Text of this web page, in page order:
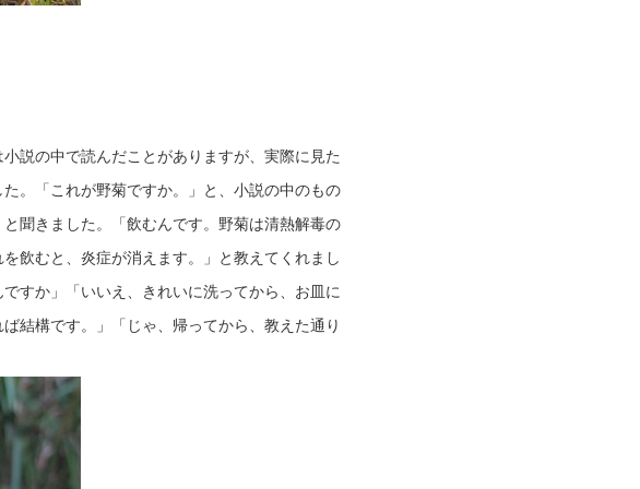
説の中で読んだことがありますが、実際に見た
。「これが野菊ですか。」と、小説の中のもの
聞きました。「飲むんです。野菊は清熱解毒の
飲むと、炎症が消えます。」と教えてくれまし
すか」「いいえ、きれいに洗ってから、お皿に
結構です。」「じゃ、帰ってから、教えた通り